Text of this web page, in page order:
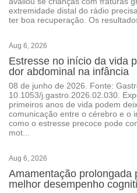
extremidade distal do rádio
ter boa recuperação. Os
Aug 6, 2026
Estresse no início da vida
dor abdominal na infância
08 de junho de 2026. Fonte:
10.1053/j.gastro.2026.02.030.
primeiros anos de vida podem
comunicação entre o cérebro e o
como o estresse precoce pode
mot...
Aug 6, 2026
Amamentação prolongada
melhor desempenho